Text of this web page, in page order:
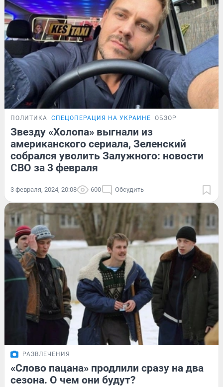
ПОЛИТИКА СПЕЦОПЕРАЦИЯ НА УКРАИНЕ ОБЗОР
Звезду «Холопа» выгнали из
американского сериала, Зеленский
собрался уволить Залужного: новости
СВО за 3 февраля
3 февраля, 2024, 20:08 600 Обсудить
РАЗВЛЕЧЕНИЯ
«Слово пацана» продлили сразу на два
сезона. О чем они будут?